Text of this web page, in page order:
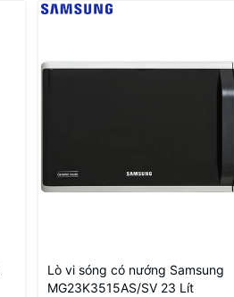
Lò vi sóng có nướng Samsung
MG23K3515AS/SV 23 Lít